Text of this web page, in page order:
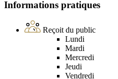
Informations pratiques
Reçoit du public
Lundi
Mardi
Mercredi
Jeudi
Vendredi